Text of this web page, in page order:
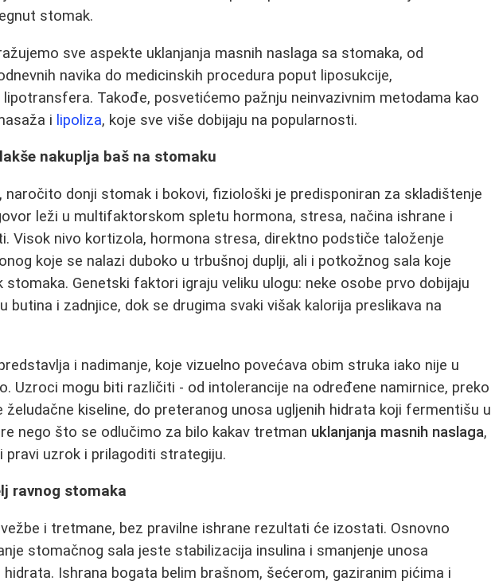
stomak.
sve aspekte uklanjanja masnih naslaga sa stomaka, od
navika do medicinskih procedura poput liposukcije,
Takođe, posvetićemo pažnju neinvazivnim metodama kao
i lipoliza, koje sve više dobijaju na popularnosti.
nakuplja baš na stomaku
naročito donji stomak i bokovi, fiziološki je predisponiran za skladištenje
leži u multifaktorskom spletu hormona, stresa, načina ishrane i
Visok nivo kortizola, hormona stresa, direktno podstiče taloženje
koje se nalazi duboko u trbušnoj duplji, ali i potkožnog sala koje
stomaka. Genetski faktori igraju veliku ulogu: neke osobe prvo dobijaju
butina i zadnjice, dok se drugima svaki višak kalorija preslikava na
i nadimanje, koje vizuelno povećava obim struka iako nije u
Uzroci mogu biti različiti - od intolerancije na određene namirnice, preko
želudačne kiseline, do preteranog unosa ugljenih hidrata koji fermentišu u
nego što se odlučimo za bilo kakav tretman uklanjanja masnih naslaga,
pravi uzrok i prilagoditi strategiju.
ravnog stomaka
i tretmane, bez pravilne ishrane rezultati će izostati. Osnovno
stomačnog sala jeste stabilizacija insulina i smanjenje unosa
hidrata. Ishrana bogata belim brašnom, šećerom, gaziranim pićima i